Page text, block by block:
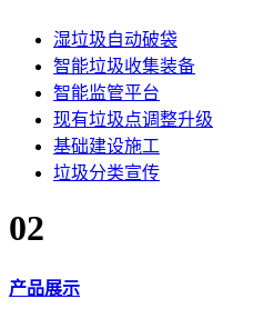
湿垃圾自动破袋
智能垃圾收集装备
智能监管平台
现有垃圾点调整升级
基础建设施工
垃圾分类宣传
02
产品展示